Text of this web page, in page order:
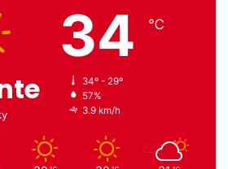
34 ℃
34º - 29º
57%
3.9 km/h